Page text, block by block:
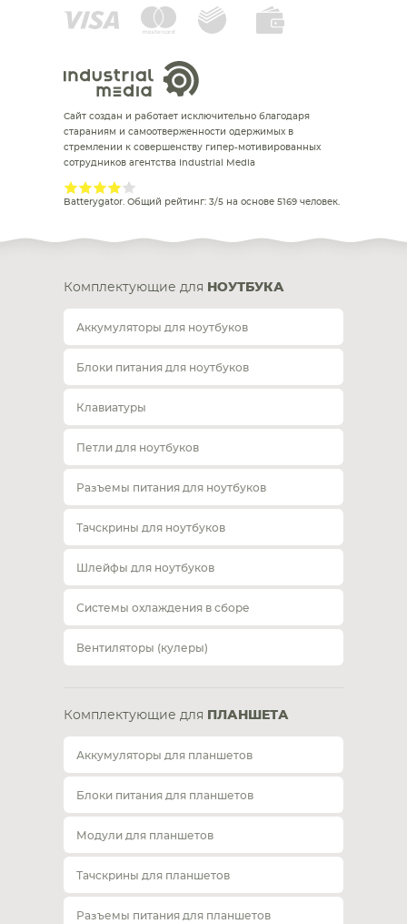
Сайт создан и работает исключительно благодаря
стараниям и самоотверженности одержимых в
стремлении к совершенству гипер-мотивированных
сотрудников агентства Industrial Media
Batterygator. Общий рейтинг: 3/5 на основе 5169 человек.
Комплектующие для НОУТБУКА
Аккумуляторы для ноутбуков
Блоки питания для ноутбуков
Клавиатуры
Петли для ноутбуков
Разъемы питания для ноутбуков
Тачскрины для ноутбуков
Шлейфы для ноутбуков
Системы охлаждения в сборе
Вентиляторы (кулеры)
Комплектующие для ПЛАНШЕТА
Аккумуляторы для планшетов
Блоки питания для планшетов
Модули для планшетов
Тачскрины для планшетов
Разъемы питания для планшетов